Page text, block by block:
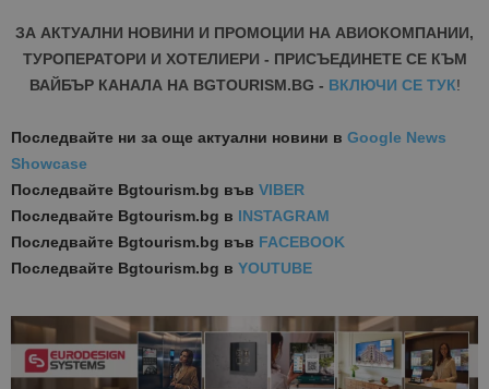
ЗА АКТУАЛНИ НОВИНИ И ПРОМОЦИИ НА АВИОКОМПАНИИ,
ТУРОПЕРАТОРИ И ХОТЕЛИЕРИ - ПРИСЪЕДИНЕТЕ СЕ КЪМ
ВАЙБЪР КАНАЛА НА BGTOURISM.BG - ВКЛЮЧИ СЕ ТУК!
Последвайте ни за още актуални новини в Google News
Showcase
Последвайте Bgtourism.bg във VIBER
Последвайте Bgtourism.bg в INSTAGRAM
Последвайте Bgtourism.bg във FACEBOOK
Последвайте Bgtourism.bg в YOUTUBE